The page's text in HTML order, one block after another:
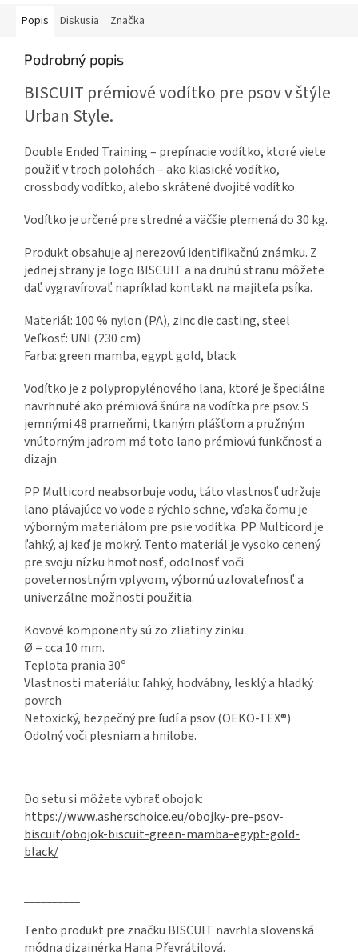
Popis Diskusia Značka
Podrobný popis
BISCUIT prémiové vodítko pre psov v štýle
Urban Style.
Double Ended Training – prepínacie vodítko, ktoré viete
použiť v troch polohách – ako klasické vodítko,
crossbody vodítko, alebo skrátené dvojité vodítko.
Vodítko je určené pre stredné a väčšie plemená do 30 kg.
Produkt obsahuje aj nerezovú identifikačnú známku. Z
jednej strany je logo BISCUIT a na druhú stranu môžete
dať vygravírovať napríklad kontakt na majiteľa psíka.
Materiál: 100 % nylon (PA), zinc die casting, steel
Veľkosť: UNI (230 cm)
Farba: green mamba, egypt gold, black
Vodítko je z polypropylénového lana, ktoré je špeciálne
navrhnuté ako prémiová šnúra na vodítka pre psov. S
jemnými 48 prameňmi, tkaným plášťom a pružným
vnútorným jadrom má toto lano prémiovú funkčnosť a
dizajn.
PP Multicord neabsorbuje vodu, táto vlastnosť udržuje
lano plávajúce vo vode a rýchlo schne, vďaka čomu je
výborným materiálom pre psie vodítka. PP Multicord je
ľahký, aj keď je mokrý. Tento materiál je vysoko cenený
pre svoju nízku hmotnosť, odolnosť voči
poveternostným vplyvom, výbornú uzlovateľnosť a
univerzálne možnosti použitia.
Kovové komponenty sú zo zliatiny zinku.
Ø = cca 10 mm.
Teplota prania 30º
Vlastnosti materiálu: ľahký, hodvábny, lesklý a hladký
povrch
Netoxický, bezpečný pre ľudí a psov (OEKO-TEX®)
Odolný voči plesniam a hnilobe.
Do setu si môžete vybrať obojok:
https://www.asherschoice.eu/obojky-pre-psov-
biscuit/obojok-biscuit-green-mamba-egypt-gold-
black/
__________
Tento produkt pre značku BISCUIT navrhla slovenská
módna dizajnérka Hana Převrátilová.